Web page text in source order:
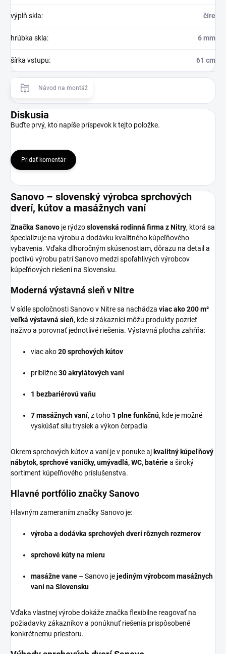
výplň skla: číre
hrúbka skla: 6 mm
šírka vstupu: 61 cm
Návod na montáž
Diskusia
Buďte prvý, kto napíše príspevok k tejto položke.
Pridať komentár
Sanovo – slovenský výrobca sprchových
dverí, kútov a masážnych vaní
Značka Sanovo je rýdzoslovenská rodinná firma z Nitry, ktorá sa
špecializuje na výrobu a dodávku kvalitného kúpeľňového
vybavenia. Vďaka dlhoročným skúsenostiam, dôrazu na detail a
poctivú výrobu patrí Sanovo medzi spoľahlivých výrobcov
kúpeľňových riešení na Slovensku.
Moderná výstavná sieň v Nitre
V sídle spoločnosti Sanovo v Nitre sa nachádza viac ako 200 m²
veľká výstavná sieň, kde si zákazníci môžu produkty pozrieť
naživo a porovnať jednotlivé riešenia. Výstavná plocha zahŕňa:
viac ako20 sprchových kútov
približne30 akrylátových vaní
1 bezbariérovú vaňu
7 masážnych vaní, z toho 1 plne funkčnú, kde je možné
vyskúšať silu trysiek a výkon čerpadla
Okrem sprchových kútov a vaní je v ponuke ajkvalitný kúpeľňový
nábytok, sprchové vaničky, umývadlá, WC, batériea široký
sortiment kúpeľňového príslušenstva.
Hlavné portfólio značky Sanovo
Hlavným zameraním značky Sanovo je:
výroba a dodávka sprchových dverí rôznych rozmerov
sprchové kúty na mieru
masážne vane – Sanovo jejediným výrobcom masážnych
vaní na Slovensku
Vďaka vlastnej výrobe dokáže značka flexibilne reagovať na
požiadavky zákazníkov a ponúknuť riešenia prispôsobené
konkrétnemu priestoru.